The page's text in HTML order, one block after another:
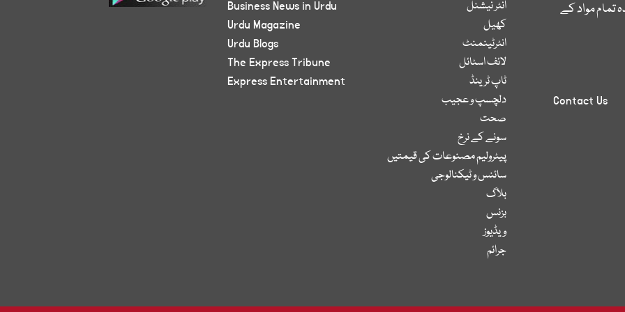
مواد کے
Contact Us
انٹر نیشنل
کھیل
انٹرٹینمنٹ
لائف اسٹائل
ٹاپ ٹرینڈ
دلچسپ و عجیب
صحت
سونے کے نرخ
پیٹرولیم مصنوعات کی قیمتیں
سائنس و ٹیکنالوجی
بلاگ
بزنس
ویڈیوز
جرائم
Business News in Urdu
Urdu Magazine
Urdu Blogs
The Express Tribune
Express Entertainment